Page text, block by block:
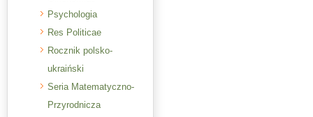
Psychologia
Res Politicae
Rocznik polsko-
ukraiński
Seria Matematyczno-
Przyrodnicza